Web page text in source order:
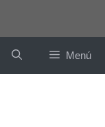
Menú